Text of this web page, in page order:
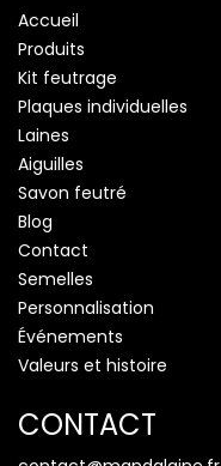
Accueil
Produits
Kit feutrage
Plaques individuelles
Laines
Aiguilles
Savon feutré
Blog
Contact
Semelles
Personnalisation
Événements
Valeurs et histoire
CONTACT